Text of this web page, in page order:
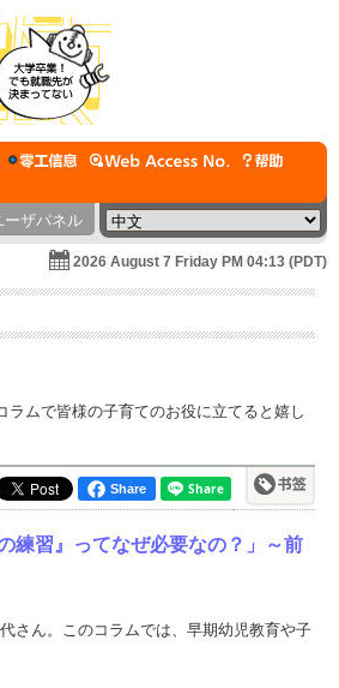
ーザパネル
2026 August 7 Friday PM 04:13 (PDT)
ムで皆様の子育てのお役に立てると嬉し
Share
習』ってなぜ必要なの？」～前
さん。このコラムでは、早期幼児教育や子